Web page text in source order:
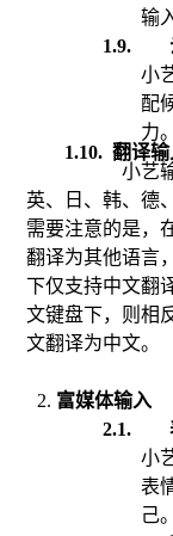
输
1.9.
小
配
力。
1.10. 翻译输
小艺
英、日、韩、德
需要注意的是，
翻译为其他语言
下仅支持中文翻
文键盘下，则相
文翻译为中文。
富媒体输入
2.1.
小
表
己。